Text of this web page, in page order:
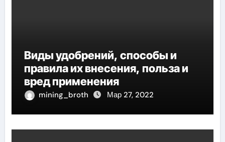
Виды удобрений, способы и
правила их внесения, польза и
вред применения
mining_broth Мар 27, 2022